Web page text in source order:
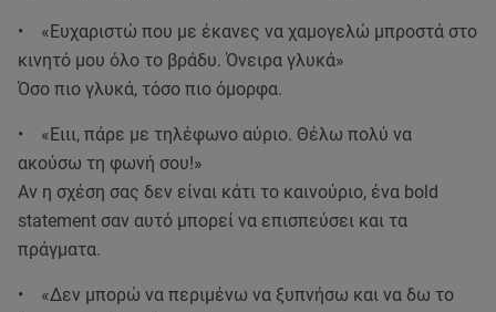
• «Ευχαριστώ που με έκανες να χαμογελώ μπροστά στο
κινητό μου όλο το βράδυ. Όνειρα γλυκά»
Όσο πιο γλυκά, τόσο πιο όμορφα.
• «Ειιι, πάρε με τηλέφωνο αύριο. Θέλω πολύ να
ακούσω τη φωνή σου!»
Αν η σχέση σας δεν είναι κάτι το καινούριο, ένα bold
statement σαν αυτό μπορεί να επισπεύσει και τα
πράγματα.
• «Δεν μπορώ να περιμένω να ξυπνήσω και να δω το